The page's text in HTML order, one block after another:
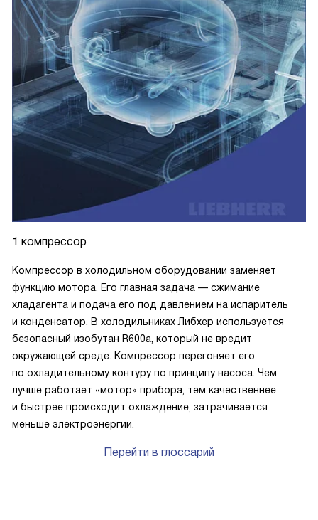
1 компрессор
Компрессор в холодильном оборудовании заменяет
функцию мотора. Его главная задача — сжимание
хладагента и подача его под давлением на испаритель
и конденсатор. В холодильниках Либхер используется
безопасный изобутан R600a, который не вредит
окружающей среде. Компрессор перегоняет его
по охладительному контуру по принципу насоса. Чем
лучше работает «мотор» прибора, тем качественнее
и быстрее происходит охлаждение, затрачивается
меньше электроэнергии.
Перейти в глоссарий